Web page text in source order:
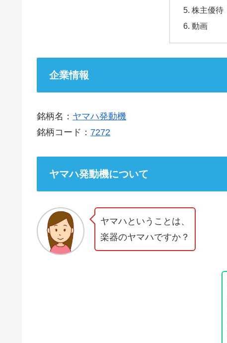
株主優待
動画
企業情報
銘柄名： ヤマハ発動機
銘柄コード： 7272
ヤマハ発動機について
ヤマハということは、
楽器のヤマハですか？